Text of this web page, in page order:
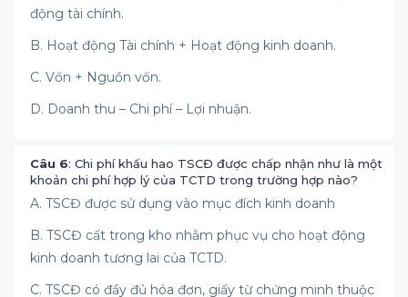
động tài chính.
B. Hoạt động Tài chính + Hoạt động kinh doanh.
C. Vốn + Nguồn vốn.
D. Doanh thu – Chi phí – Lợi nhuận.
Câu 6: Chi phí khấu hao TSCĐ được chấp nhận như là một
khoản chi phí hợp lý của TCTD trong trường hợp nào?
A. TSCĐ được sử dụng vào mục đích kinh doanh
B. TSCĐ cất trong kho nhằm phục vụ cho hoạt động
kinh doanh tương lai của TCTD.
C. TSCĐ có đầy đủ hóa đơn, giấy từ chứng minh thuộc